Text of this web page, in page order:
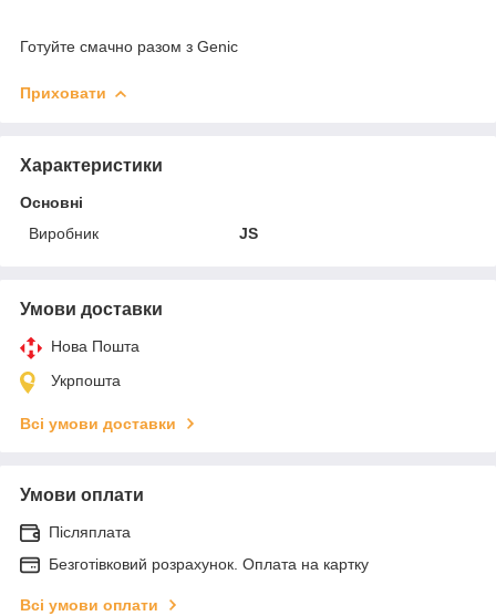
Готуйте смачно разом з Genic
Приховати
Характеристики
Основні
Виробник
JS
Умови доставки
Нова Пошта
Укрпошта
Всі умови доставки
Умови оплати
Післяплата
Безготівковий розрахунок. Оплата на картку
Всі умови оплати